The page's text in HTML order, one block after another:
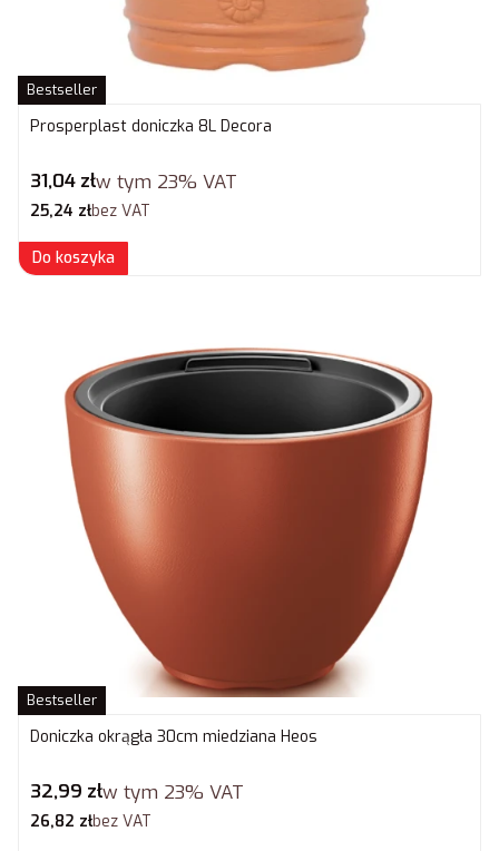
Bestseller
Prosperplast doniczka 8L Decora
Cena brutto
31,04 złw tym 23% VAT
Cena netto
25,24 złbez VAT
Do koszyka
Bestseller
Doniczka okrągła 30cm miedziana Heos
Cena brutto
32,99 złw tym 23% VAT
Cena netto
26,82 złbez VAT